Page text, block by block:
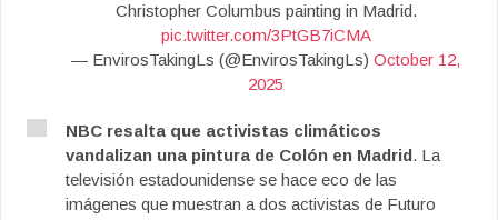
Christopher Columbus painting in Madrid.
pic.twitter.com/3PtGB7iCMA
— EnvirosTakingLs (@EnvirosTakingLs) October 12,
2025
NBC resalta que activistas climáticos
vandalizan una pintura de Colón en Madrid. La
televisión estadounidense se hace eco de las
imágenes que muestran a dos activistas de Futuro